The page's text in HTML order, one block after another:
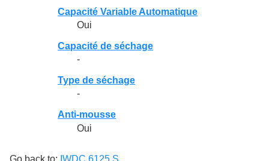
Capacité Variable Automatique
Oui
Capacité de séchage
-
Type de séchage
-
Anti-mousse
Oui
Go back to: IWDC 6125 S